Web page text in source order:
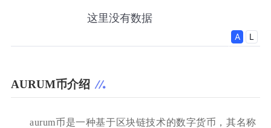
AURUM币介绍
aurum币是一种基于区块链技术的数字货币，其名称